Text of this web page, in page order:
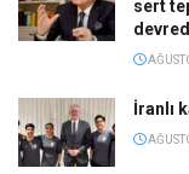
sert
İranlı